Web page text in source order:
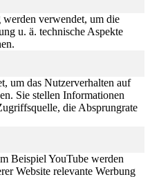
verwendet, um die
u. ä. technische Aspekte
um das Nutzerverhalten auf
Sie stellen Informationen
die Absprungrate
Beispiel YouTube werden
Website relevante Werbung